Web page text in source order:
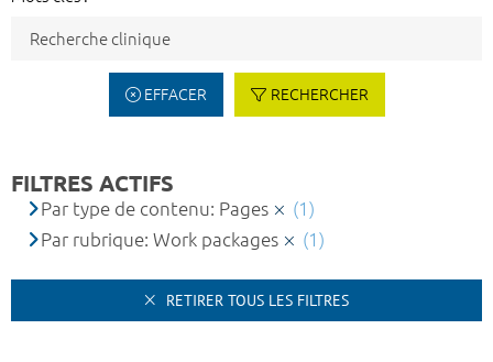
EFFACER RECHERCHER
FILTRES ACTIFS
Par type de contenu: Pages
(1)
Par rubrique: Work packages
(1)
RETIRER TOUS LES FILTRES